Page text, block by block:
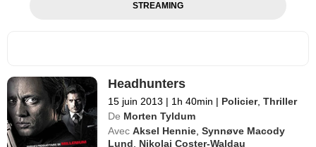
STREAMING
Headhunters
15 juin 2013 | 1h 40min | Policier,Thriller
De Morten Tyldum
Avec Aksel Hennie ,Synnøve Macody
Lund
Nikolaj Coster-Waldau